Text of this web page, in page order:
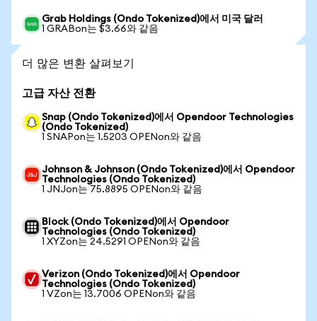
Grab Holdings (Ondo Tokenized)에서 미국 달러
1 GRABon는 $3.66와 같음
더 많은 변환 살펴보기
고급 자산 전환
Snap (Ondo Tokenized)에서 Opendoor Technologies
(Ondo Tokenized)
1 SNAPon는 1.5203 OPENon와 같음
Johnson & Johnson (Ondo Tokenized)에서 Opendoor
Technologies (Ondo Tokenized)
1 JNJon는 75.8895 OPENon와 같음
Block (Ondo Tokenized)에서 Opendoor
Technologies (Ondo Tokenized)
1 XYZon는 24.5291 OPENon와 같음
Verizon (Ondo Tokenized)에서 Opendoor
Technologies (Ondo Tokenized)
1 VZon는 13.7006 OPENon와 같음